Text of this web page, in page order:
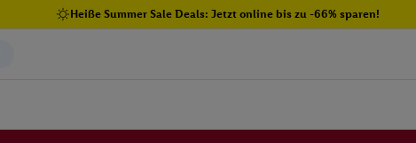
Heiße Summer Sale Deals: Jetzt online bis zu -66% sparen!